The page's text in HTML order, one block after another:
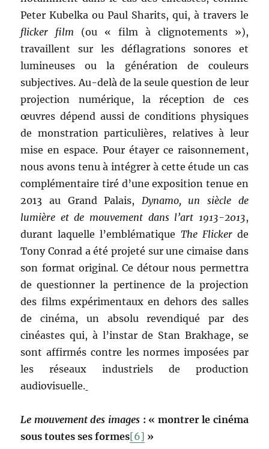
Peter Kubelka ou Paul Sharits, qui, à travers le
flicker film (ou « film à clignotements »),
travaillent sur les déflagrations sonores et
lumineuses ou la génération de couleurs
subjectives. Au-delà de la seule question de leur
projection numérique, la réception de ces
œuvres dépend aussi de conditions physiques
de monstration particulières, relatives à leur
mise en espace. Pour étayer ce raisonnement,
nous avons tenu à intégrer à cette étude un cas
complémentaire tiré d’une exposition tenue en
2013 au Grand Palais, Dynamo, un siècle de
lumière et de mouvement dans l’art 1913-2013,
durant laquelle l’emblématique The Flickerde
Tony Conrad a été projeté sur une cimaise dans
son format original. Ce détour nous permettra
de questionner la pertinence de la projection
des films expérimentaux en dehors des salles
de cinéma, un absolu revendiqué par des
cinéastes qui, à l’instar de Stan Brakhage, se
sont affirmés contre les normes imposées par
les réseaux industriels de production
audiovisuelle.
Le mouvement des images : « montrer le cinéma
sous toutes ses formes[6] »